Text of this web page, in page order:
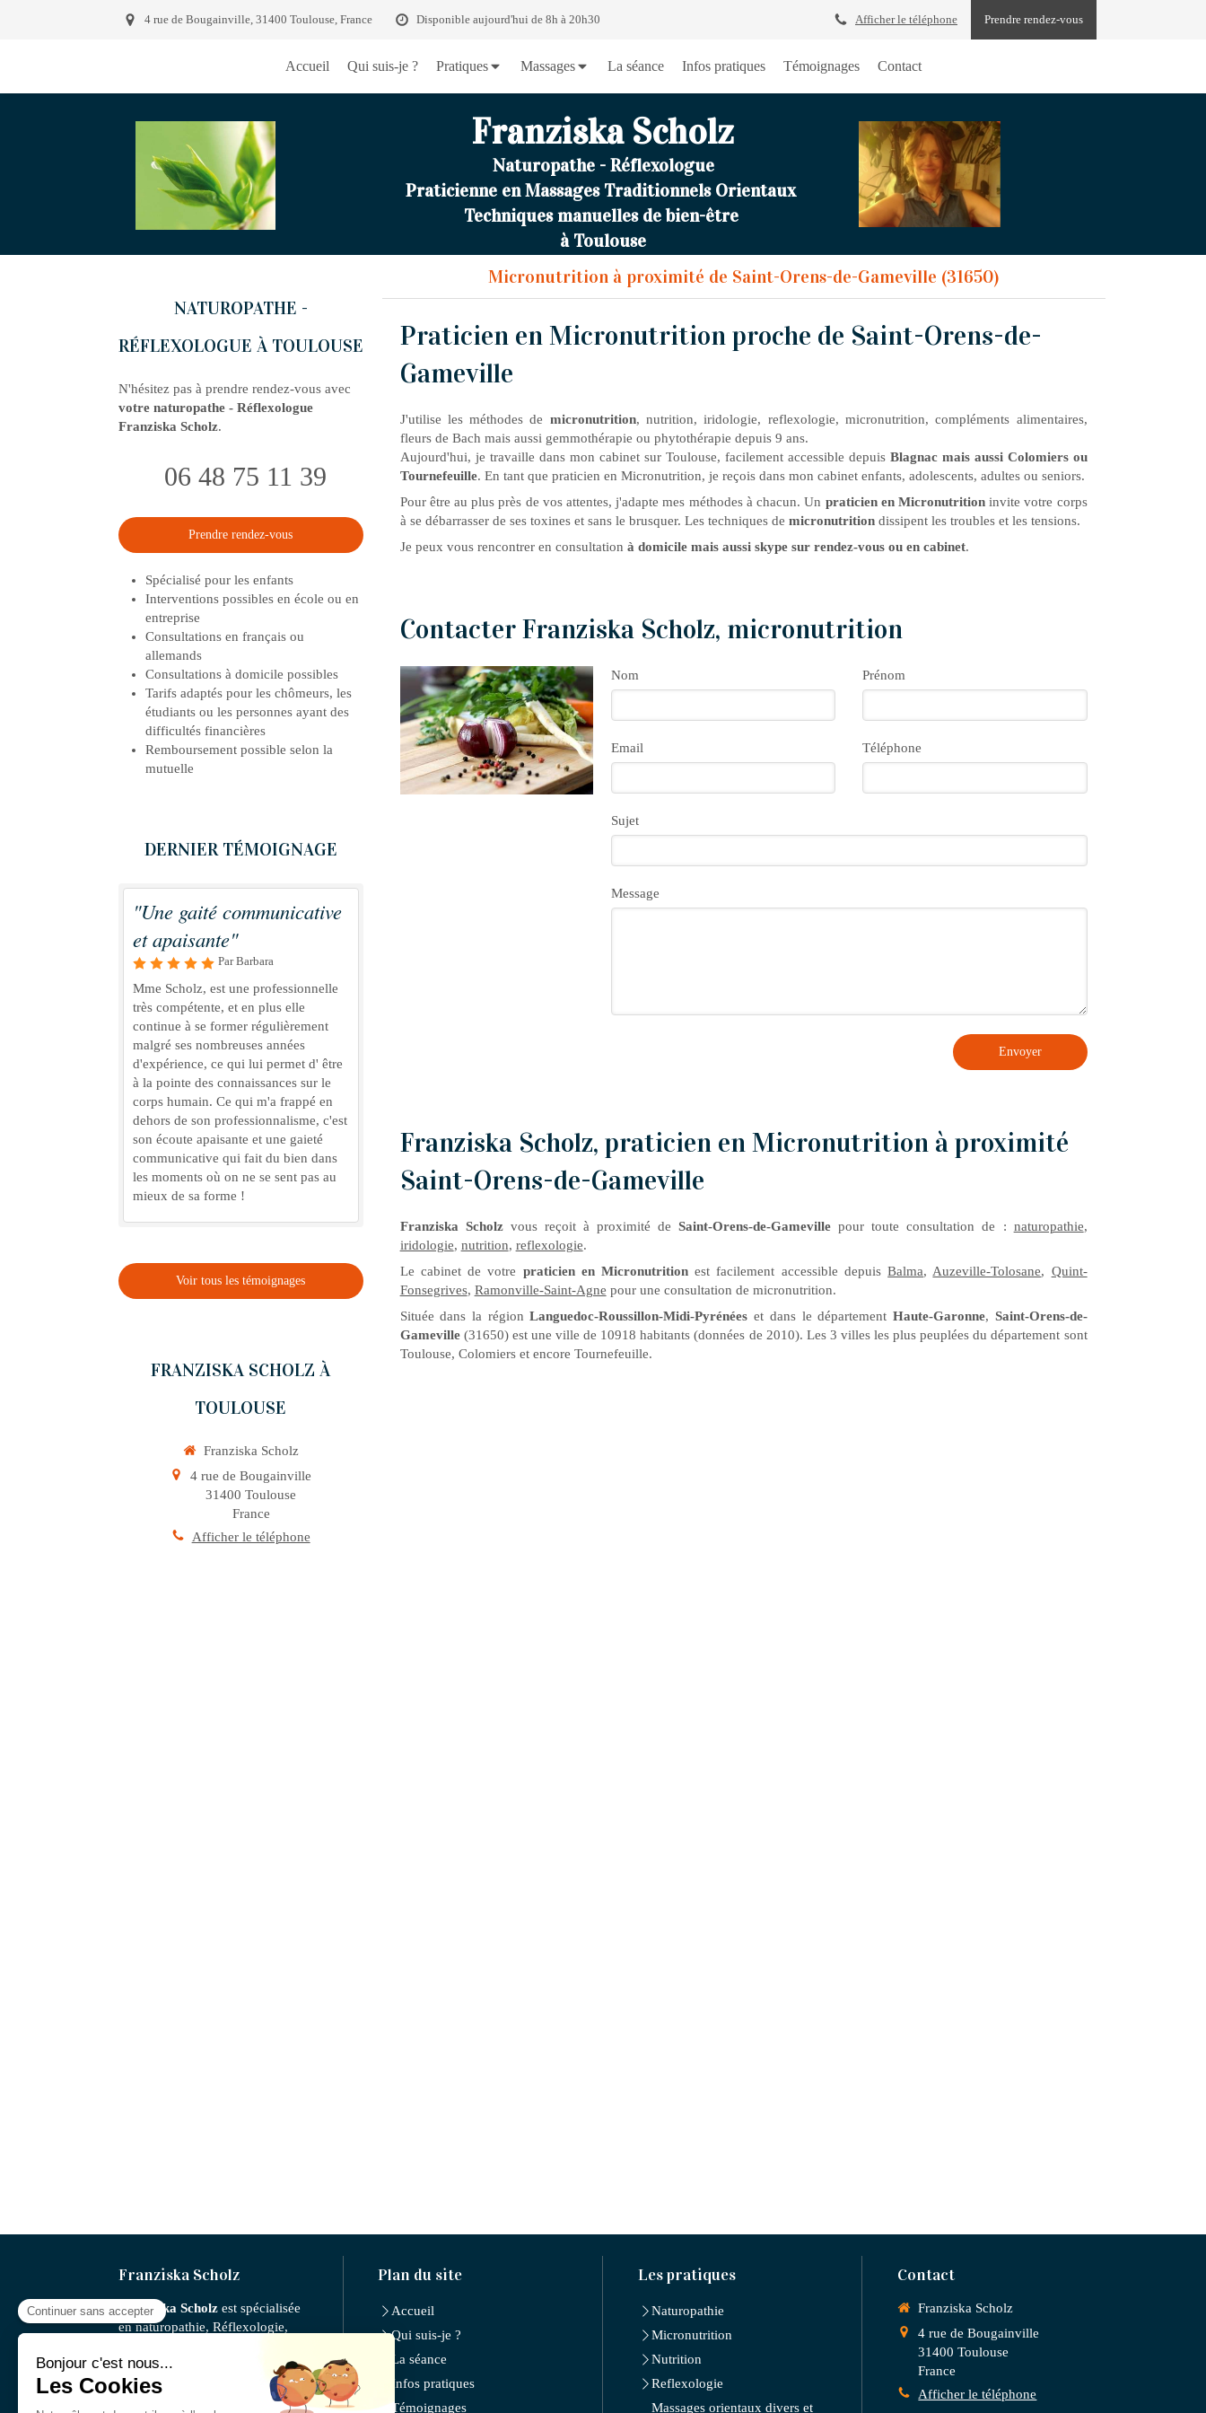
4 rue de Bougainville, 31400 Toulouse, France Disponible aujourd'hui de 8h à 20h30 Prendre rendez-vous
Afficher le téléphone
Accueil Qui suis-je ? Pratiques Massages La séance Infos pratiques Témoignages Contact
Franziska Scholz
Naturopathe - Réflexologue
Praticienne en Massages Traditionnels Orientaux
Techniques manuelles de bien-être
à Toulouse
Micronutrition à proximité de Saint-Orens-de-Gameville (31650)
Praticien en Micronutrition proche de Saint-Orens-de-
Gameville
J'utilise les méthodes de micronutrition, nutrition, iridologie, reflexologie, micronutrition, compléments alimentaires,
fleurs de Bach mais aussi gemmothérapie ou phytothérapie depuis 9 ans.
Aujourd'hui, je travaille dans mon cabinet sur Toulouse, facilement accessible depuis Blagnac mais aussi Colomiers ou
Tournefeuille. En tant que praticien en Micronutrition, je reçois dans mon cabinet enfants, adolescents, adultes ou seniors.
Pour être au plus près de vos attentes, j'adapte mes méthodes à chacun. Un praticien en Micronutritioninvite votre corps
à se débarrasser de ses toxines et sans le brusquer. Les techniques de micronutritiondissipent les troubles et les tensions.
Je peux vous rencontrer en consultation à domicile mais aussi skype sur rendez-vous ou en cabinet.
Contacter Franziska Scholz, micronutrition
Nom Prénom
Email Téléphone
Sujet
Message
Envoyer
Franziska Scholz, praticien en Micronutrition à proximité
Saint-Orens-de-Gameville
Franziska Scholzvous reçoit à proximité deSaint-Orens-de-Gameville pour toute consultation de : naturopathie,
iridologie, nutrition, reflexologie.
Le cabinet de votre praticien en Micronutrition est facilement accessible depuisBalma, Auzeville-Tolosane, Quint-
Fonsegrives, Ramonville-Saint-Agne pour une consultation de micronutrition.
Située dans la régionLanguedoc-Roussillon-Midi-Pyrénées et dans le département Haute-Garonne, Saint-Orens-de-
Gameville(31650) est une ville de 10918 habitants (données de 2010). Les 3 villes les plus peuplées du département sont
Toulouse, Colomiers et encore Tournefeuille.
NATUROPATHE -
RÉFLEXOLOGUE À TOULOUSE
N'hésitez pas à prendre rendez-vous avec
votre naturopathe - Réflexologue
Franziska Scholz.
06 48 75 11 39
Prendre rendez-vous
Spécialisé pour les enfants
Interventions possibles en école ou en
entreprise
Consultations en français ou
allemands
Consultations à domicile possibles
Tarifs adaptés pour les chômeurs, les
étudiants ou les personnes ayant des
difficultés financières
Remboursement possible selon la
mutuelle
DERNIER TÉMOIGNAGE
"Une gaité communicative
et apaisante"
Par Barbara
Mme Scholz, est une professionnelle
très compétente, et en plus elle
continue à se former régulièrement
malgré ses nombreuses années
d'expérience, ce qui lui permet d' être
à la pointe des connaissances sur le
corps humain. Ce qui m'a frappé en
dehors de son professionnalisme, c'est
son écoute apaisante et une gaieté
communicative qui fait du bien dans
les moments où on ne se sent pas au
mieux de sa forme !
Voir tous les témoignages
FRANZISKA SCHOLZ À
TOULOUSE
Franziska Scholz
4 rue de Bougainville
31400 Toulouse
France
Afficher le téléphone
Franziska Scholz
Franziska Scholz est spécialisée
en naturopathie, Réflexologie,
iridologie, l'Auriculothérapie,
fleurs de Bach, phytothérapie,
Plan du site
Accueil
Qui suis-je ?
La séance
Infos pratiques
Témoignages
Les pratiques
Naturopathie
Micronutrition
Nutrition
Reflexologie
Massages orientaux divers et
Contact
Franziska Scholz
4 rue de Bougainville
31400 Toulouse
France
Afficher le téléphone